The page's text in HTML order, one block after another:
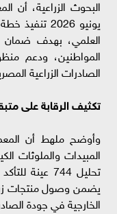
يونيو 2026
العلمي، بهدف ضمان
المواطنين، ودعم
الصادرات الزراعية
تكثيف الرقابة على
وأوضح ملهط أن
المبيدات والملوثات
تحليل 744
يضمن وصول منتجات
الخارجية في جودة